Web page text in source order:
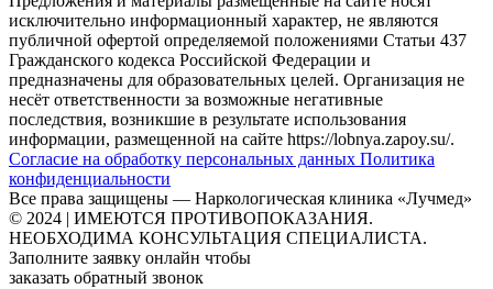
исключительно информационный характер, не являются
публичной офертой определяемой положениями Статьи 437
Гражданского кодекса Российской Федерации и
предназначены для образовательных целей. Организация не
несёт ответственности за возможные негативные
последствия, возникшие в результате использования
информации, размещенной на сайте https://lobnya.zapoy.su/.
Согласие на обработку персональных данных Политика
конфиденциальности
Все права защищены — Наркологическая клиника «Лучмед»
© 2024 | ИМЕЮТСЯ ПРОТИВОПОКАЗАНИЯ.
НЕОБХОДИМА КОНСУЛЬТАЦИЯ СПЕЦИАЛИСТА.
Заполните заявку онлайн чтобы
заказать обратный звонок